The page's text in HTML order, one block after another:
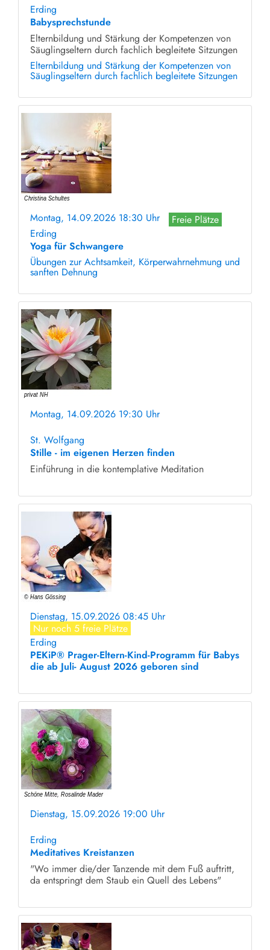
Erding
Babysprechstunde
Elternbildung und Stärkung der Kompetenzen von
Säuglingseltern durch fachlich begleitete Sitzungen
Elternbildung und Stärkung der Kompetenzen von
Säuglingseltern durch fachlich begleitete Sitzungen
Montag, 14.09.2026 18:30 Uhr
Freie Plätze
Erding
Yoga für Schwangere
Übungen zur Achtsamkeit, Körperwahrnehmung und
sanften Dehnung
Montag, 14.09.2026 19:30 Uhr
St. Wolfgang
Stille - im eigenen Herzen finden
Einführung in die kontemplative Meditation
Dienstag, 15.09.2026 08:45 Uhr
Nur noch 5 freie Plätze
Erding
PEKiP® Prager-Eltern-Kind-Programm für Babys
die ab Juli- August 2026 geboren sind
Dienstag, 15.09.2026 19:00 Uhr
Erding
Meditatives Kreistanzen
"Wo immer die/der Tanzende mit dem Fuß auftritt,
da entspringt dem Staub ein Quell des Lebens"